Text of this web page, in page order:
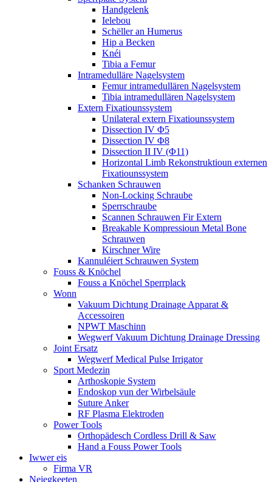
Handgelenk
Ielebou
Schëller an Humerus
Hip a Becken
Knéi
Tibia a Femur
Intramedulläre Nagelsystem
Femur intramedullären Nagelsystem
Tibia intramedullären Nagelsystem
Extern Fixatiounssystem
Unilateral extern Fixatiounssystem
Dissection IV Φ5
Dissection IV Φ8
Dissection II IV (Φ11)
Horizontal Limb Rekonstruktioun externen
Fixatiounssystem
Schanken Schrauwen
Non-Locking Schraube
Sperrschraube
Scannen Schrauwen Fir Extern
Breakable Kompressioun Metal Bone
Schrauwen
Kirschner Wire
Kannuléiert Schrauwen System
Fouss & Knöchel
Fouss a Knöchel Sperrplack
Wonn
Vakuum Dichtung Drainage Apparat &
Accessoiren
NPWT Maschinn
Wegwerf Vakuum Dichtung Drainage Dressing
Joint Ersatz
Wegwerf Medical Pulse Irrigator
Sport Medezin
Arthoskopie System
Endoskop vun der Wirbelsäule
Suture Anker
RF Plasma Elektroden
Power Tools
Orthopädesch Cordless Drill & Saw
Hand a Fouss Power Tools
Iwwer eis
Firma VR
Neiegkeeten